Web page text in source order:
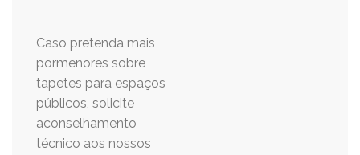
Caso pretenda mais
pormenores sobre
tapetes para espaços
públicos, solicite
aconselhamento
técnico aos nossos